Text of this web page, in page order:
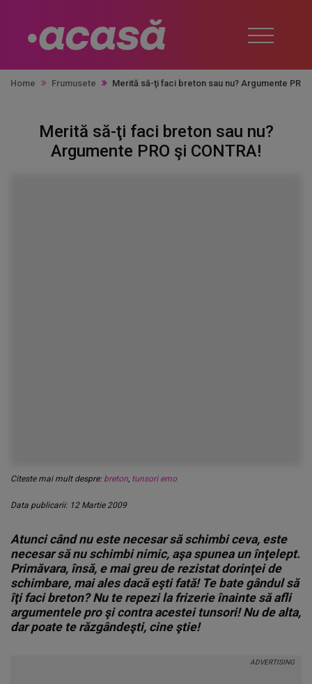
Home Frumusete Merită să-ţi faci breton sau nu? Argumente PRO
Merită să-ţi faci breton sau nu?
Argumente PRO şi CONTRA!
Citeste mai mult despre: breton, tunsori emo
Data publicarii: 12 Martie 2009
Atunci când nu este necesar să schimbi ceva, este
necesar să nu schimbi nimic, aşa spunea un înţelept.
Primăvara, însă, e mai greu de rezistat dorinţei de
schimbare, mai ales dacă eşti fată! Te bate gândul să
îţi faci breton? Nu te repezi la frizerie înainte să afli
argumentele pro şi contra acestei tunsori! Nu de alta,
dar poate te răzgândeşti, cine ştie!